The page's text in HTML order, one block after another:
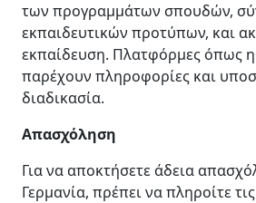
των προγραμμάτων σπουδών,
εκπαιδευτικών προτύπων, και
εκπαίδευση. Πλατφόρμες όπως η
παρέχουν πληροφορίες και
διαδικασία.
Απασχόληση
Για να αποκτήσετε άδεια
Γερμανία, πρέπει να πληροίτε